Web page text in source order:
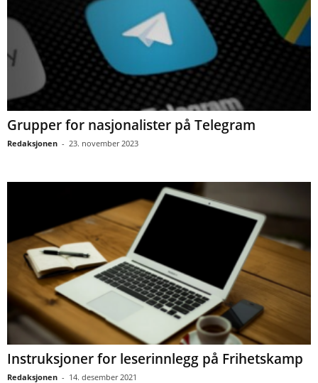
Grupper for nasjonalister på Telegram
Redaksjonen - 23. november 2023
Instruksjoner for leserinnlegg på Frihetskamp
Redaksjonen - 14. desember 2021